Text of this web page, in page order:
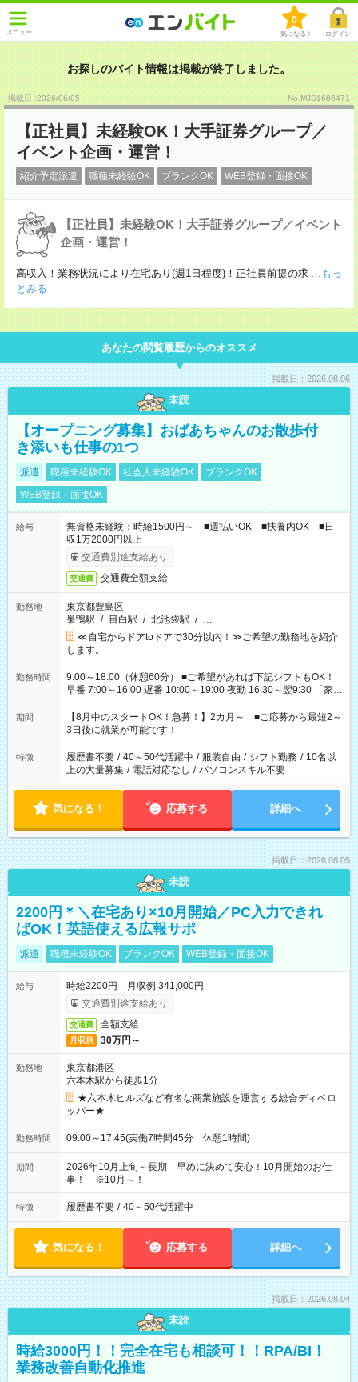
メニュー
0
気になる！ ログイン
お探しのバイト情報は掲載が終了しました。
掲載日 :2026/06/05 No.MJS1686471
【正社員】未経験OK！大手証券グループ／
イベント企画・運営！
紹介予定派遣 職種未経験OK ブランクOK WEB登録・面接OK
【正社員】未経験OK！大手証券グループ／イベント
企画・運営！
高収入！業務状況により在宅あり(週1日程度)！正社員前提の求 ...もっ
とみる
あなたの閲覧履歴からのオススメ
掲載日：2026.08.06
未読
【オープニング募集】おばあちゃんのお散歩付
き添いも仕事の1つ
派遣 職種未経験OK 社会人未経験OK
ブランクOK
WEB登録・面接OK
給与
無資格未経験：時給1500円～ ■週払いOK ■扶養内OK ■日
収1万2000円以上
交通費別途支給あり
交通費 交通費全額支給
勤務地
東京都豊島区
巣鴨駅 / 目白駅 / 北池袋駅 / …
≪自宅からドアtoドアで30分以内！≫ご希望の勤務地を紹介
します。
勤務時間
9:00～18:00（休憩60分） ■ご希望があれば下記シフトもOK！
早番 7:00～16:00 遅番 10:00～19:00 夜勤 16:30～翌9:30 「家族
と休みを合わせたい」 「余裕を持って夕飯の準備がしたい」
「できれば残業はしたくない」 など、ご希望を教えてください
ね。 ※Wワーク希望の方へ 今ご覧のお仕事で希望する勤務時間
と、もう1つのお仕事の勤務時間。 合計で週40時間を超える場
合は応募できません。
期間
【8月中のスタートOK！急募！】2カ月～ ■ご応募から最短2～
3日後に就業が可能です！
特徴 履歴書不要 / 40～50代活躍中 / 服装自由 / シフト勤務 / 10名以
上の大量募集 / 電話対応なし / パソコンスキル不要
気になる！ 応募する 詳細へ
掲載日：2026.08.05
未読
2200円＊＼在宅あり×10月開始／PC入力できれ
ばOK！英語使える広報サポ
派遣 職種未経験OK ブランクOK WEB登録・面接OK
給与
時給2200円 月収例 341,000円
交通費別途支給あり
交通費 全額支給
月収例 30万円～
勤務地
東京都港区
六本木駅から徒歩1分
★六本木ヒルズなど有名な商業施設を運営する総合ディベロ
ッパー★
勤務時間 09:00～17:45(実働7時間45分 休憩1時間)
期間
2026年10月上旬～長期 早めに決めて安心！10月開始のお仕
事！ ※10月～！
特徴 履歴書不要 / 40～50代活躍中
気になる！ 応募する 詳細へ
掲載日：2026.08.04
未読
時給3000円！！完全在宅も相談可！！RPA/BI！
業務改善自動化推進